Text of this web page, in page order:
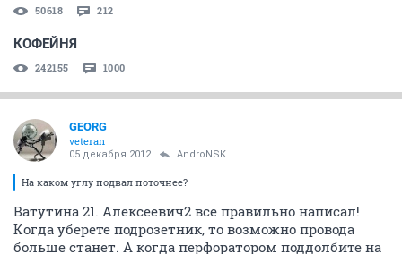
50618 212
КОФЕЙНЯ
242155 1000
GEORG
veteran
05 декабря 2012 AndroNSK
На каком углу подвал поточнее?
Ватутина 21. Алексеевич2 все правильно написал!
Когда уберете подрозетник, то возможно провода
больше станет. А когда перфоратором поддолбите на